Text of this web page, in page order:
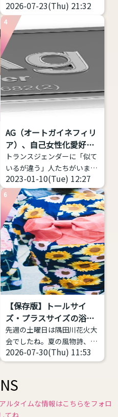
サイトを試してみました！ 声
の高さだけじゃなく、「響
き」や「共鳴」なども分析し
てくれるアプリです。 こちら
からどうぞ https://voice-
impression-
checker.vercel.app/ 物語の
朗読音声を録音し、その声の
印象が「男性的」か、「女性
的」か、「どちらともいえな
ケーション。 ピッチだけでは
なく、フォルマント（声の共
鳴: 響き方に影響する）を考
慮する。 ...
2026-07-23(Thu) 21:32
4
AG（オートガイネフィリ
ア）、自己女性化愛好症
っ...
トランスジェンダーに「似て
いるが違う」人たちがいま
す。今回はAGと略される
（銀やデニムのメーカーじゃ
ないよ）オートガイネフィリ
アを紹介します。 AG（オー
トガイネフィリア）とは？ オ
ートガイネフィリアとは「自
己女性化愛好症」「自己女性
化偏愛性倒錯症」のことを指
します。英語で
「Autogynephilia」なので
略してAGというわけです。
1989年にカナダの性科学者
レイ・ブランシャールによっ
て定義された比較的新しい言
葉です。 日本では、自分が女
性化することで性的快楽・興
2023-01-10(Tue) 12:27
6
【保存版】トールサイ
ズ・プラスサイズの浴衣
があ...
先週の土曜日は隅田川花火大
会でしたね。夏の風物詩、花
火大会が始まり各地で浴衣の
販売が始まっています。 浴衣
悩みがある方にこそ着て欲し
いファッションの１つです。
体型を寸胴に作るのが一番綺
2026-07-30(Thu) 11:53
ルタイムな情報はこちらをフォロ
てね